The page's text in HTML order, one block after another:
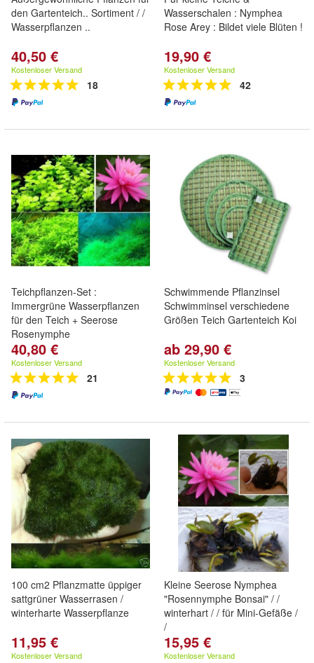
den Gartenteich.. Sortiment / /
Wasserpflanzen ..
40,50 €
Kostenloser Versand
18
Wasserschalen : Nymphea
Rose Arey : Bildet viele Blüten !
19,90 €
Kostenloser Versand
42
Teichpflanzen-Set :
Immergrüne Wasserpflanzen
für den Teich + Seerose
Rosenymphe
40,80 €
Kostenloser Versand
21
Schwimmende Pflanzinsel
Schwimminsel verschiedene
Größen Teich Gartenteich Koi
ab 29,90 €
Kostenloser Versand
3
100 cm2 Pflanzmatte üppiger
sattgrüner Wasserrasen /
winterharte Wasserpflanze
11,95 €
Kostenloser Versand
Kleine Seerose Nymphea
"Rosennymphe Bonsai" / /
winterhart / / für Mini-Gefäße /
/
15,95 €
Kostenloser Versand